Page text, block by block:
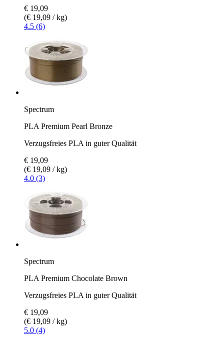
€ 19,09
(€ 19,09 / kg)
4.5 (6)
Spectrum
PLA Premium Pearl Bronze
Verzugsfreies PLA in guter Qualität
€ 19,09
(€ 19,09 / kg)
4.0 (3)
Spectrum
PLA Premium Chocolate Brown
Verzugsfreies PLA in guter Qualität
€ 19,09
(€ 19,09 / kg)
5.0 (4)